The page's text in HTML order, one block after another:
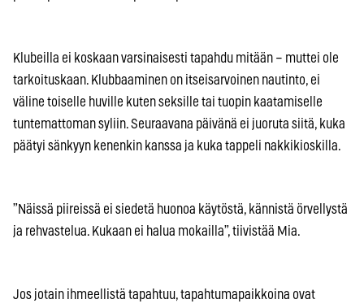
Klubeilla ei koskaan varsinaisesti tapahdu mitään – muttei ole
tarkoituskaan. Klubbaaminen on itseisarvoinen nautinto, ei
väline toiselle huville kuten seksille tai tuopin kaatamiselle
tuntemattoman syliin. Seuraavana päivänä ei juoruta siitä, kuka
päätyi sänkyyn kenenkin kanssa ja kuka tappeli nakkikioskilla.
”Näissä piireissä ei siedetä huonoa käytöstä, kännistä örvellystä
ja rehvastelua. Kukaan ei halua mokailla”, tiivistää Mia.
Jos jotain ihmeellistä tapahtuu, tapahtumapaikkoina ovat